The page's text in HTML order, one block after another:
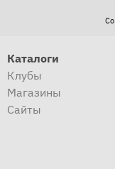
Каталоги
Клубы
Магазины
Сайты